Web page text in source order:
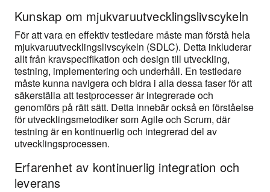
Kunskap om mjukvaruutvecklingslivscykeln
För att vara en effektiv testledare måste man förstå hela
mjukvaruutvecklingslivscykeln (SDLC). Detta inkluderar
allt från kravspecifikation och design till utveckling,
testning, implementering och underhåll. En testledare
måste kunna navigera och bidra i alla dessa faser för att
säkerställa att testprocesser är integrerade och
genomförs på rätt sätt. Detta innebär också en förståelse
för utvecklingsmetodiker som Agile och Scrum, där
testning är en kontinuerlig och integrerad del av
utvecklingsprocessen.
Erfarenhet av kontinuerlig integration och
leverans